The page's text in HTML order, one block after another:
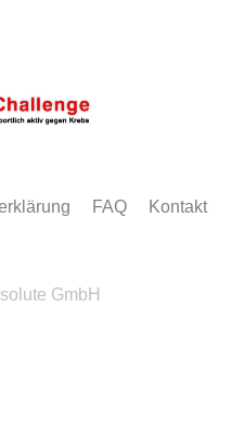
FAQ Kontakt
GmbH